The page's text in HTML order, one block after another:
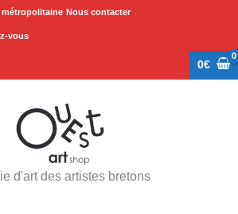
métropolitaine Nous contacter
vous
0€
d'art des artistes bretons